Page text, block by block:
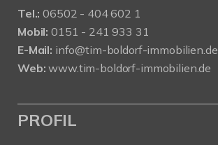
Tel.: 06502 - 404 602 1
Mobil: 0151 - 241 933 31
E-Mail: info@tim-boldorf-immobilien.de
Web:www.tim-boldorf-immobilien.de
PROFIL